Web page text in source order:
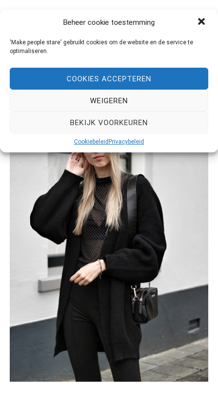
Beheer cookie toestemming
'Make people stare' gebruikt cookies om de website en de service te
optimaliseren.
COOKIES ACCEPTEREN
WEIGEREN
BEKIJK VOORKEUREN
Cookiebeleid Privacybeleid
LEES MEER